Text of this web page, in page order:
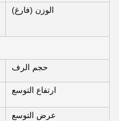
الوزن (فارغ)
حجم الرف
ارتفاع التوسع
عرض التوسع